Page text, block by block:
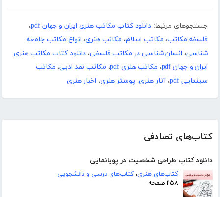
کتاب‌های تصادفی
دانلود کتاب طراحی شخصیت در پویانمایی
کتاب‌های هنری، کتاب‌های درسی و دانشجویی
۲۵۸ صفحه
جستجوهای مرتبط: دانلود کتاب مکاتب هنری ایران و جهان pdf
،
فلسفه مکاتب، مکاتب اسلام، مکاتب هنری، انواع مکاتب جامعه
شناسی، انسان شناسی در مکاتب فلسفی، دانلود کتاب مکاتب هنری
ایران و جهان pdf
، مکاتب هنری pdf ، مکاتب نقد ادبی، مکاتب
سینمایی pdf
،آثار هنری، پوستر هنری، اخبار هنری